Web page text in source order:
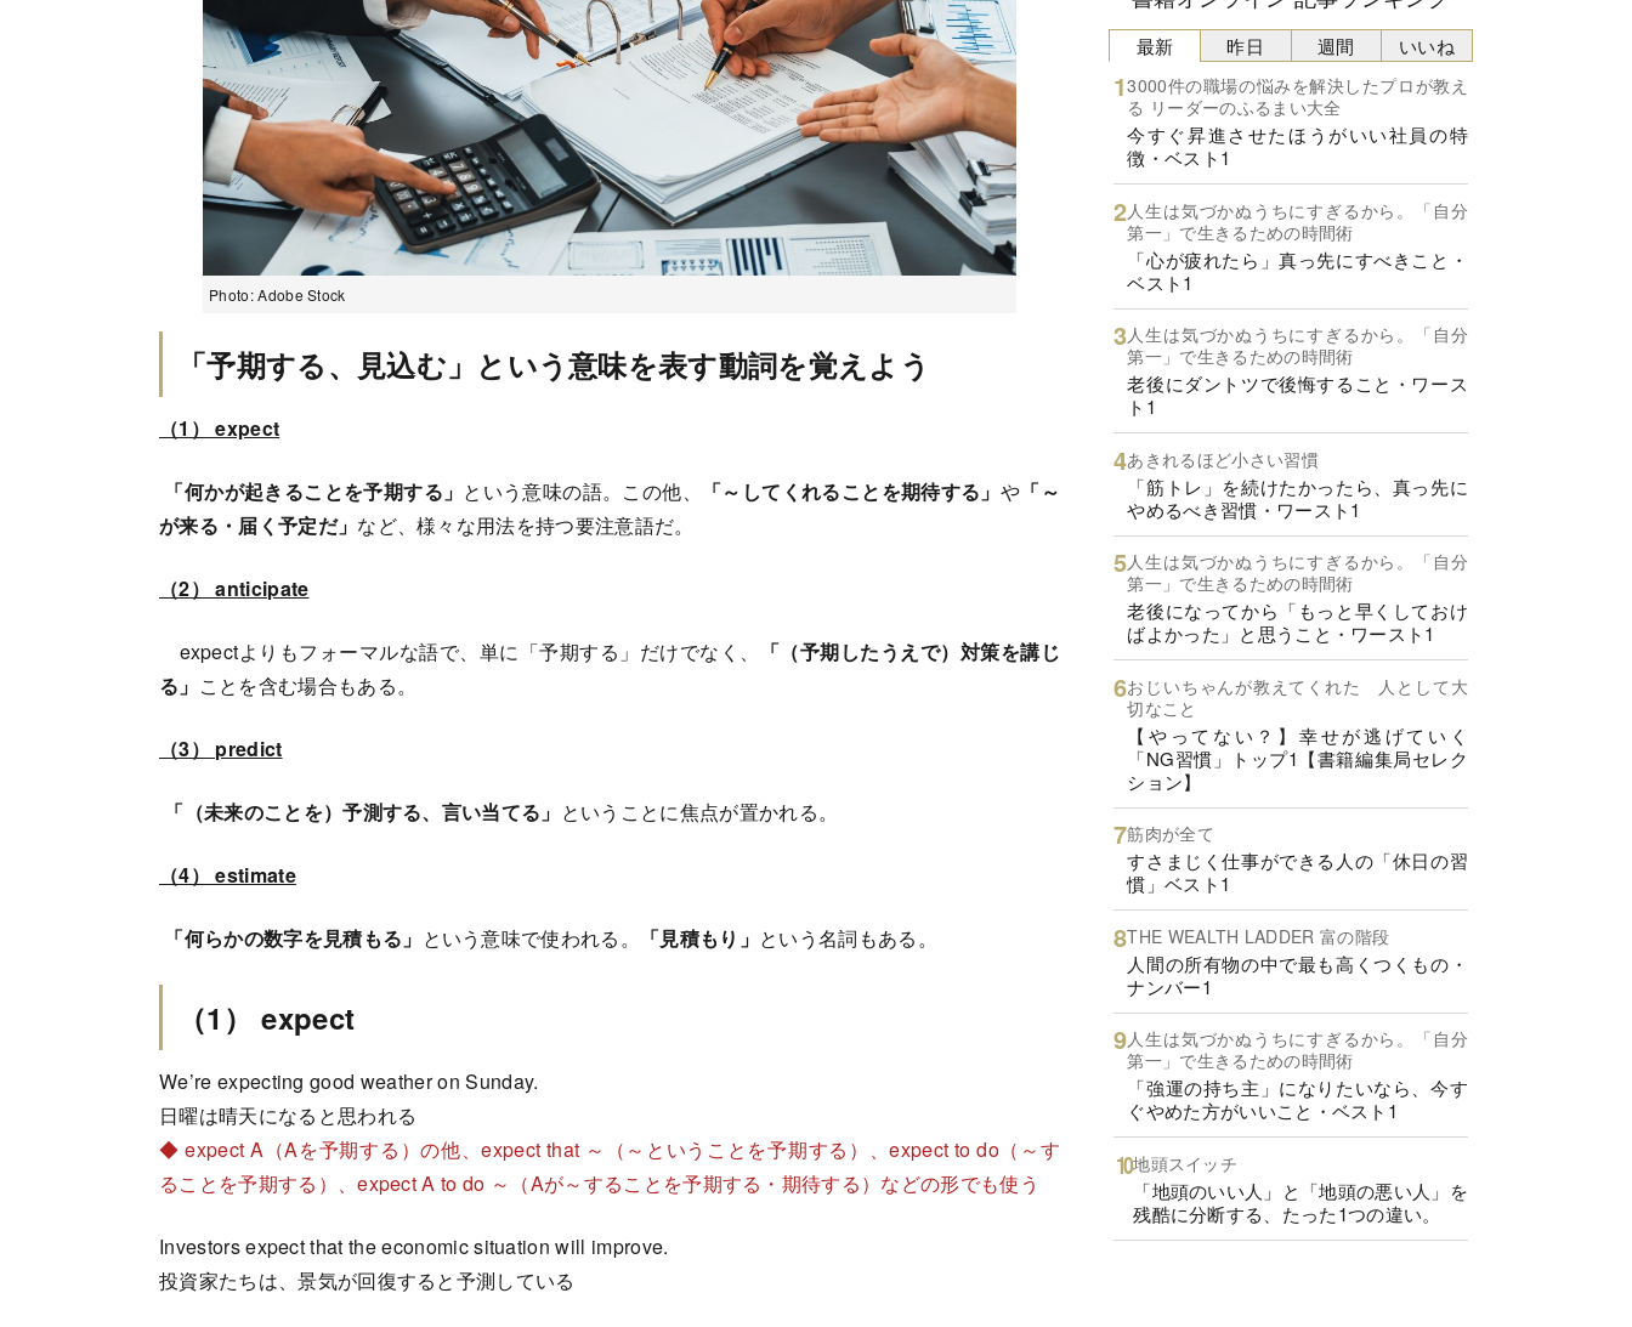
Photo: Adobe Stock
「予期する、見込む」という意味を表す動詞を覚えよう
（1） expect
「何かが起きることを予期する」 という意味の語。この他、 「～してくれることを期待する」 や 「～
が来る・届く予定だ」 など、様々な用法を持つ要注意語だ。
（2） anticipate
expectよりもフォーマルな語で、単に「予期する」だけでなく、
「（予期したうえで）対策を講じ
る」 ことを含む場合もある。
（3） predict
「（未来のことを）予測する、言い当てる」 ということに焦点が置かれる。
（4） estimate
「何らかの数字を見積もる」 という意味で使われる。 「見積もり」 という名詞もある。
（1） expect
We’re expecting good weather on Sunday.
日曜は晴天になると思われる
◆ expect A（Aを予期する）の他、expect that ～（～ということを予期する）、expect to do（～す
ることを予期する）、expect A to do ～（Aが～することを予期する・期待する）などの形でも使う
Investors expect that the economic situation will improve.
投資家たちは、景気が回復すると予測している
最新
3000件の職場の悩みを解決したプロが教え
る リーダーのふるまい大全
今すぐ昇進させたほうがいい社員の特
徴・ベスト1
人生は気づかぬうちにすぎるから。「自分
第一」で生きるための時間術
「心が疲れたら」真っ先にすべきこと・
ベスト1
人生は気づかぬうちにすぎるから。「自分
第一」で生きるための時間術
老後にダントツで後悔すること・ワース
ト1
あきれるほど小さい習慣
「筋トレ」を続けたかったら、真っ先に
やめるべき習慣・ワースト1
人生は気づかぬうちにすぎるから。「自分
第一」で生きるための時間術
老後になってから「もっと早くしておけ
ばよかった」と思うこと・ワースト1
おじいちゃんが教えてくれた 人として大
切なこと
【やってない？】幸せが逃げていく
「NG習慣」トップ1【書籍編集局セレク
ション】
筋肉が全て
すさまじく仕事ができる人の「休日の習
慣」ベスト1
THE WEALTH LADDER 富の階段
人間の所有物の中で最も高くつくもの・
ナンバー1
人生は気づかぬうちにすぎるから。「自分
第一」で生きるための時間術
「強運の持ち主」になりたいなら、今す
ぐやめた方がいいこと・ベスト1
地頭スイッチ
「地頭のいい人」と「地頭の悪い人」を
残酷に分断する、たった1つの違い。
昨日 週間 いいね